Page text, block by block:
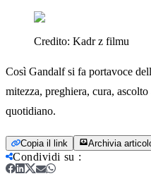
Credito: Kadr z filmu
Così Gandalf si fa portavoce
mitezza, preghiera, cura,
quotidiano.
Copia il link Archivia
Condividi su :